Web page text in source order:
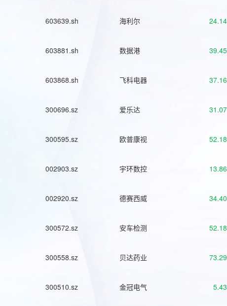
603639.sh 海利尔 24.14
603881.sh 数据港 39.45
603868.sh 飞科电器 37.16
300696.sz 爱乐达 31.07
300595.sz 欧普康视 52.18
002903.sz 宇环数控 13.86
002920.sz 德赛西威 34.40
300572.sz 安车检测 52.18
300558.sz 贝达药业 73.29
300510.sz 金冠电气 5.43